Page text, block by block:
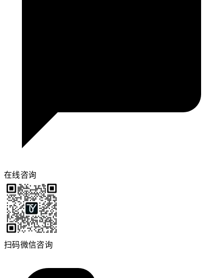
在线咨询
扫码微信咨询